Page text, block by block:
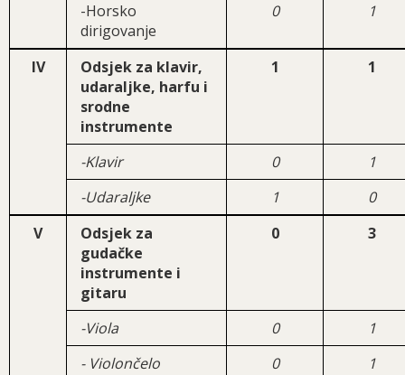
-Horsko
dirigovanje
0 1
IV
Odsjek za klavir,
udaraljke, harfu i
srodne
instrumente
1 1
-Klavir 0
1
-Udaraljke
1
0
V
Odsjek za
gudačke
instrumente i
gitaru
0 3
-Viola 0
1
- Violončelo
0
1